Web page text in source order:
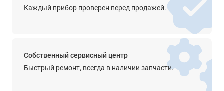
Автоматическое выключение
Каждый прибор проверен перед продажей.
Собственный сервисный центр
Быстрый ремонт, всегда в наличии запчасти.